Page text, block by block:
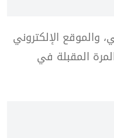
والموقع الإلكتروني
المقبلة في